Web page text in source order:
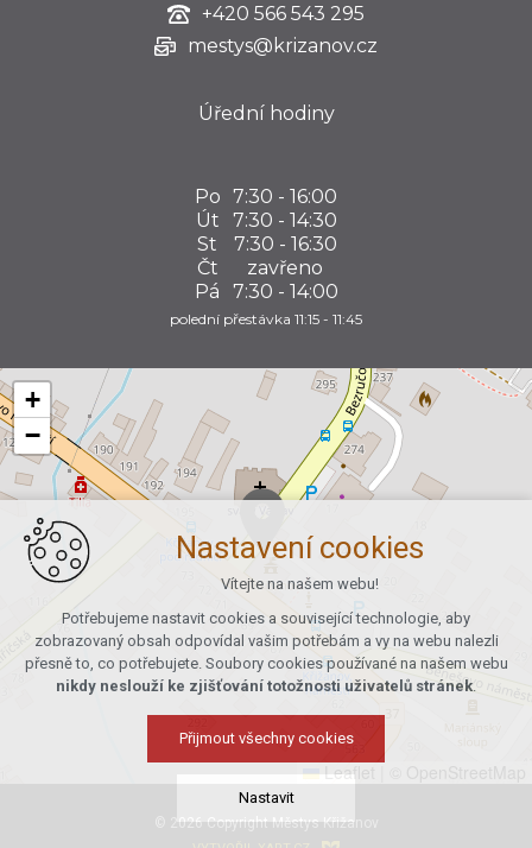
+420 566 543 295
mestys@krizanov.cz
Úřední hodiny
Po 7:30 - 16:00
Út
7:30 - 14:30
St
7:30 - 16:30
Čt
zavřeno
Pá
7:30 - 14:00
polední přestávka 11:15 - 11:45
+
−
Leaflet
© 2026 Copyright Městys Křižanov
Nastavení cookies
Vítejte na našem webu!
Potřebujeme nastavit cookies a související technologie, aby
zobrazovaný obsah odpovídal vašim potřebám a vy na webu nalezli
přesně to, co potřebujete. Soubory cookies používané na našem webu
nikdy neslouží ke zjišťování totožnosti uživatelů stránek.
Přijmout všechny cookies
Nastavit